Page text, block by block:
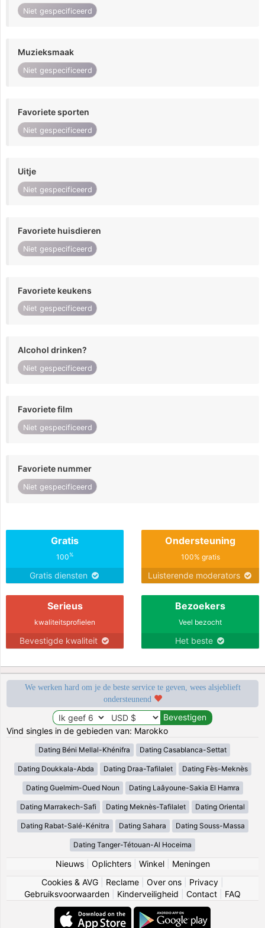
Niet gespecificeerd
Muzieksmaak
Niet gespecificeerd
Favoriete sporten
Niet gespecificeerd
Uitje
Niet gespecificeerd
Favoriete huisdieren
Niet gespecificeerd
Favoriete keukens
Niet gespecificeerd
Alcohol drinken?
Niet gespecificeerd
Favoriete film
Niet gespecificeerd
Favoriete nummer
Niet gespecificeerd
Gratis
100%
Gratis diensten
Ondersteuning
100% gratis
Luisterende moderators
Serieus
kwaliteitsprofielen
Bevestigde kwaliteit
Bezoekers
Veel bezocht
Het beste
We werken hard om je de beste service te geven, wees alsjeblieft
ondersteunend
Vind singles in de gebieden van: Marokko
Dating Béni Mellal-Khénifra Dating Casablanca-Settat
Dating Doukkala-Abda Dating Draa-Tafilalet Dating Fès-Meknès
Dating Guelmim-Oued Noun Dating Laâyoune-Sakia El Hamra
Dating Marrakech-Safi Dating Meknès-Tafilalet Dating Oriental
Dating Rabat-Salé-Kénitra Dating Sahara Dating Souss-Massa
Dating Tanger-Tétouan-Al Hoceima
Nieuws| Oplichters| Winkel| Meningen
Cookies & AVG
Reclame Over ons Privacy
Gebruiksvoorwaarden
Kinderveiligheid Contact FAQ